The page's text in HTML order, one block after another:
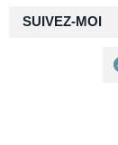
SUIVEZ-MOI